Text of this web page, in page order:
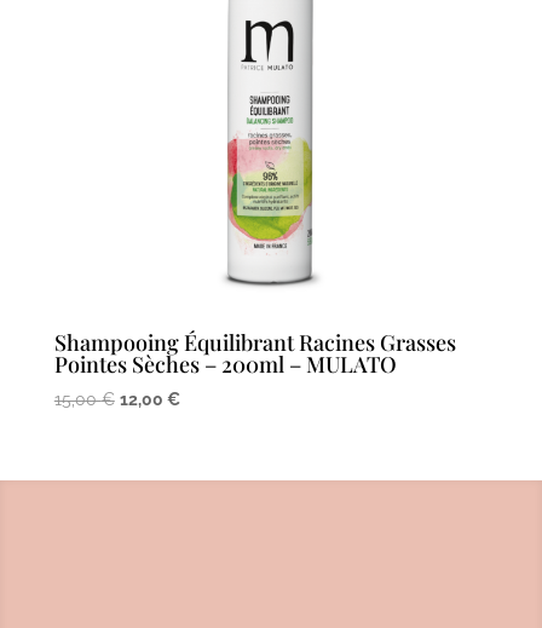
Shampooing Équilibrant Racines Grasses
Pointes Sèches – 200ml – MULATO
15,00€ Le
était :
12,00 €Le
est :